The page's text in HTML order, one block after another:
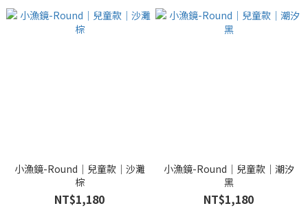
小漁鏡-Round｜兒童款｜沙灘
棕
NT$1,180
小漁鏡-Round｜兒童款｜潮汐
黑
NT$1,180